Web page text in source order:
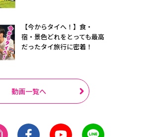
【今からタイへ！】食・
宿・景色どれをとっても最高
だったタイ旅行に密着！
動画一覧へ